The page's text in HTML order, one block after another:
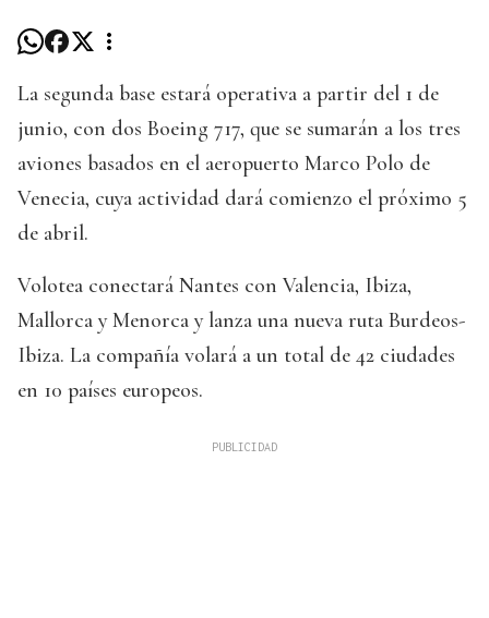
La segunda base estará operativa a partir del 1 de
junio, con dos Boeing 717, que se sumarán a los tres
aviones basados en el aeropuerto Marco Polo de
Venecia, cuya actividad dará comienzo el próximo 5
de abril.
Volotea conectará Nantes con Valencia, Ibiza,
Mallorca y Menorca y lanza una nueva ruta Burdeos-
Ibiza. La compañía volará a un total de 42 ciudades
en 10 países europeos.